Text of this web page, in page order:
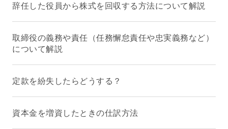
辞任した役員から株式を回収する方法について解説
取締役の義務や責任（任務懈怠責任や忠実義務など）
について解説
定款を紛失したらどうする？
資本金を増資したときの仕訳方法